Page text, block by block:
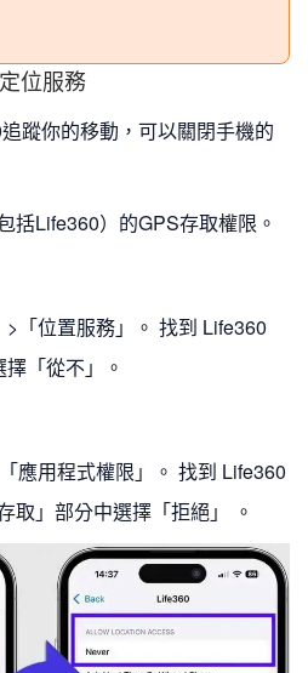
位服務
蹤你的移動，可以關閉手機的
括Life360）的GPS存取權限。
「位置服務」。 找到 Life360
「從不」。
應用程式權限」。 找到 Life360
取」部分中選擇「拒絕」 。